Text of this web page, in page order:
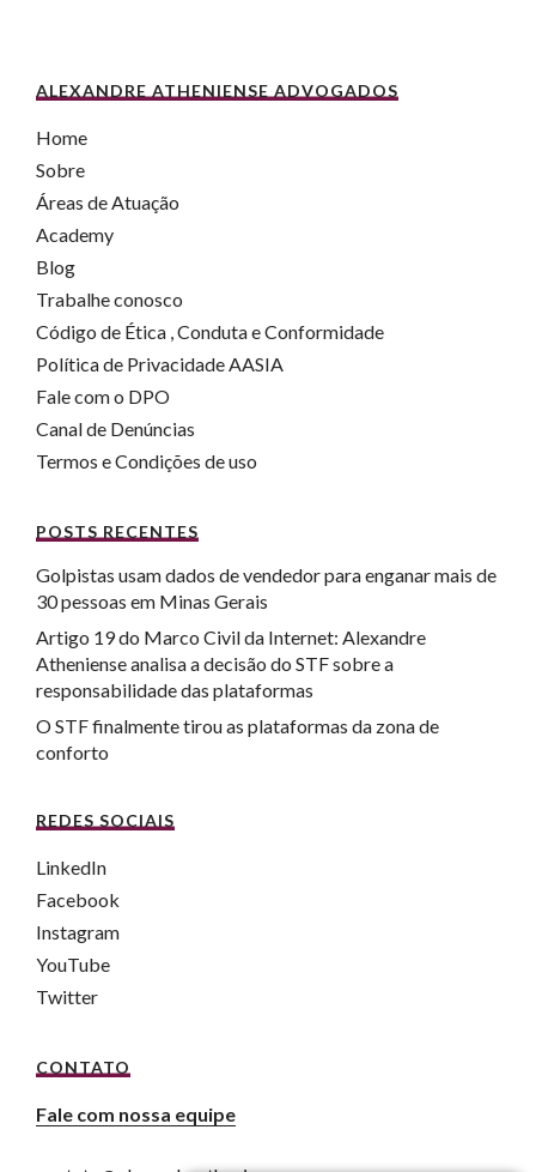
ALEXANDRE ATHENIENSE ADVOGADOS
Home
Sobre
Áreas de Atuação
Academy
Blog
Trabalhe conosco
Código de Ética , Conduta e Conformidade
Política de Privacidade AASIA
Fale com o DPO
Canal de Denúncias
Termos e Condições de uso
POSTS RECENTES
Golpistas usam dados de vendedor para enganar mais de
30 pessoas em Minas Gerais
Artigo 19 do Marco Civil da Internet: Alexandre
Atheniense analisa a decisão do STF sobre a
responsabilidade das plataformas
O STF finalmente tirou as plataformas da zona de
conforto
REDES SOCIAIS
LinkedIn
Facebook
Instagram
YouTube
Twitter
CONTATO
Fale com nossa equipe